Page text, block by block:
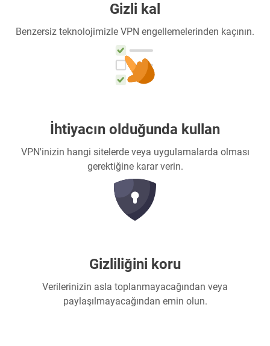
Gizli kal
Benzersiz teknolojimizle VPN engellemelerinden kaçının.
İhtiyacın olduğunda kullan
VPN'inizin hangi sitelerde veya uygulamalarda olması
gerektiğine karar verin.
Gizliliğini koru
Verilerinizin asla toplanmayacağından veya
paylaşılmayacağından emin olun.